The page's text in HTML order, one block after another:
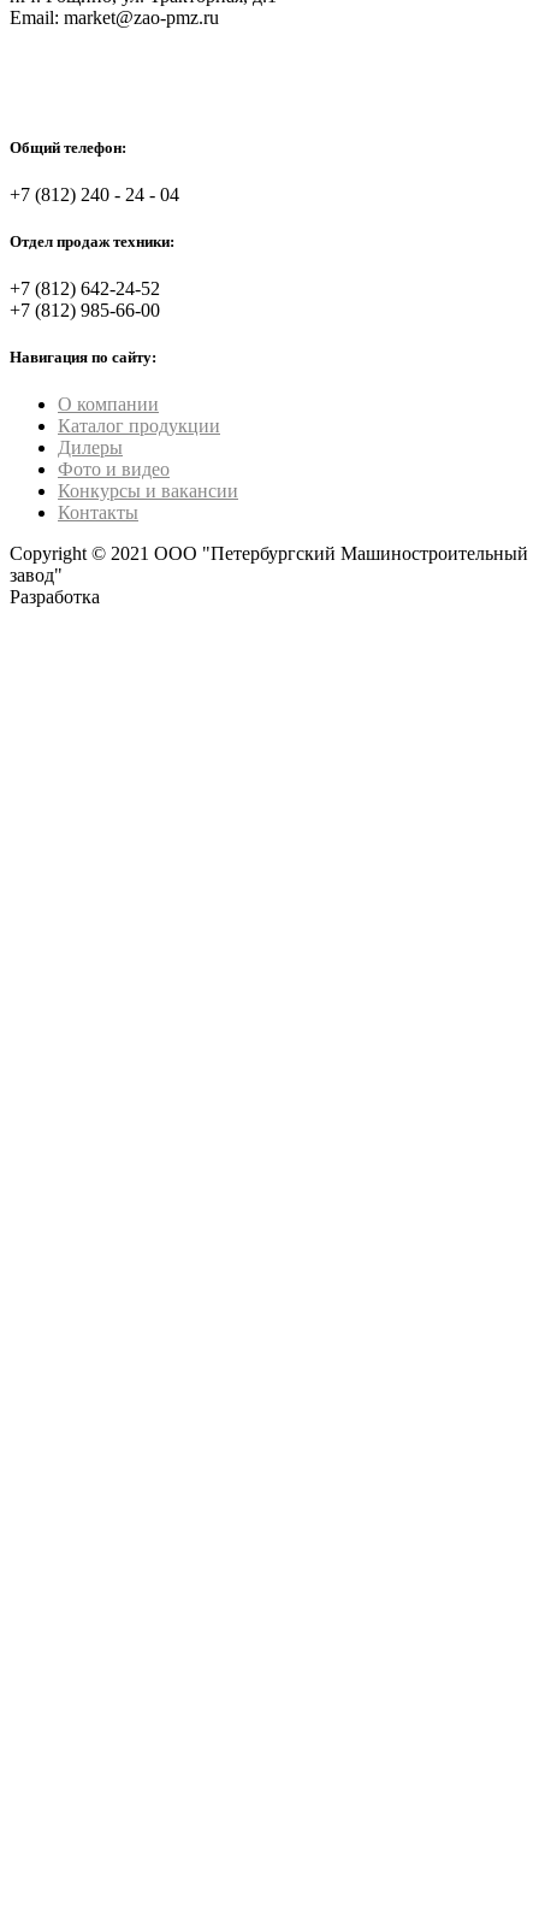
Email: market@zao-pmz.ru
Общий телефон:
+7 (812) 240 - 24 - 04
Отдел продаж техники:
+7 (812) 642-24-52
+7 (812) 985-66-00
Навигация по сайту:
О компании
Каталог продукции
Дилеры
Фото и видео
Конкурсы и вакансии
Контакты
Copyright © 2021 ООО "Петербургский Машиностроительный
завод"
Разработка